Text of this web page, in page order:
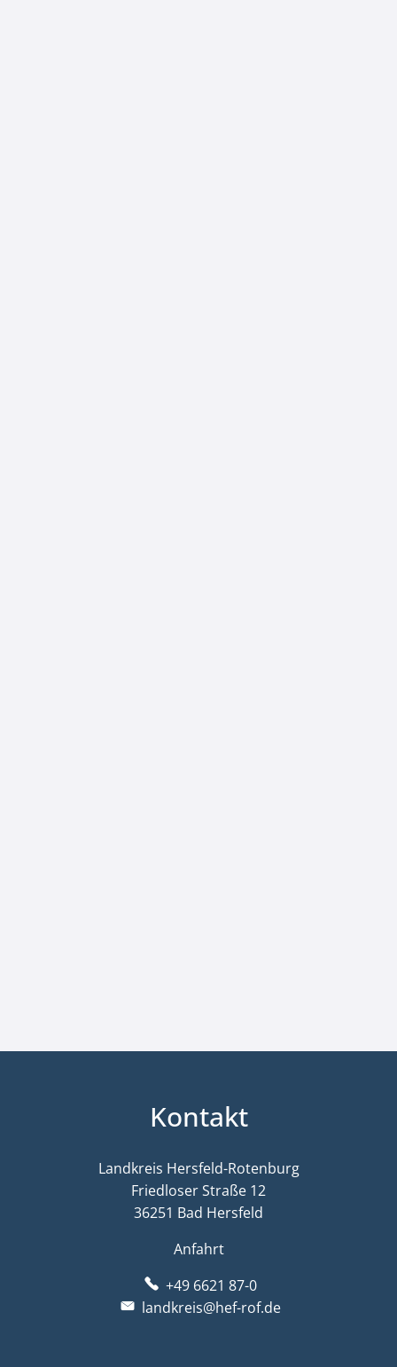
Kontakt
Landkreis Hersfeld-Rotenburg
Friedloser Straße 12
36251 Bad Hersfeld
Anfahrt
+49 6621 87-0
landkreis@hef-rof.de